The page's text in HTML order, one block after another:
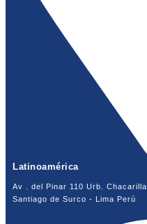
Latinoamérica
Av . del Pinar 110 Urb. Chacarilla
Santiago de Surco - Lima Perú